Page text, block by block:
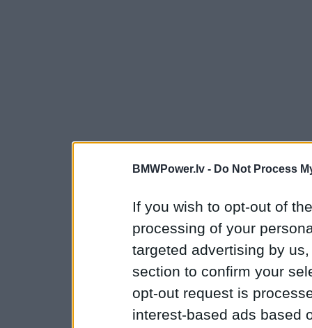
BMWPower.lv - Do Not Process
If you wish to opt-out of
processing of your
targeted advertising by
section to confirm your
opt-out request is
interest-based ads based